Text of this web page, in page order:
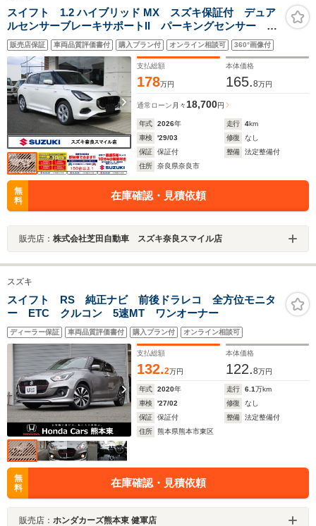
スイフト 1.2 ハイブリッド MX スズキ保証付 デュア
ルセンサーブレーキサポートII パーキングセンサー 車
線逸脱警報機能 ブラインドスポットモニター アダプ
ティブクルーズコントロール LEDヘッドランプ アイ
ドリングストップシステム
販売店保証 車両品質評価書付 購入プラン付 オンライン相談可 360°画像付
支払総額
178万円
本体価格
165.8万円
通常ローン 月々 18,700円
年式 2026年 走行 4km
車検
'29/03 修復
なし
保証
保証付 整備
法定整備付
住所
奈良県奈良市
無
料
在庫確認・見積依頼
販売店： 株式会社芝田自動車 スズキ奈良スマイル店
スズキ
スイフト RS 純正ナビ 前後ドラレコ 全方位モニタ
ー ETC クルコン 5速MT ワンオーナー
ディーラー保証 車両品質評価書付 購入プラン付 オンライン相談可
支払総額
132.2万円
本体価格
122.8万円
年式 2020年 走行 6.1万km
車検
'27/02 修復
なし
保証
保証付 整備
法定整備付
住所
熊本県熊本市東区
無
料
在庫確認・見積依頼
販売店： ホンダカーズ熊本東 健軍店